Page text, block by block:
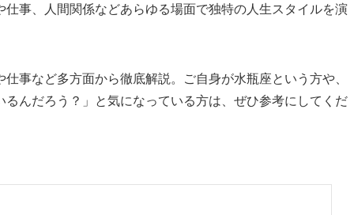
事、人間関係などあらゆる場面で独特の人生スタイルを演
事など多方面から徹底解説。ご自身が水瓶座という方や、
んだろう？」と気になっている方は、ぜひ参考にしてくだ